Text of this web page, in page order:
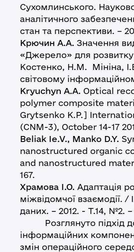
Сухомлинського.
аналітичного
стан та перспективи. –
Крючин А.А. Значення
«Джерело» для
Костенко, Н.М. Мініна,
світовому
Kryuchyn A.A. Optical
polymer composite
Grytsenko K.P.]
(CNM-3), October 14-17
Beliak Ie.V., Manko D.Y.
nanostructured organic
and nanostructured
167.
Храмова І.О. Адаптація
міжвідомчої взаємодії.
даних. – 2012. - Т.14, №2.
Розглянуто підхід до
інформаційних
змін операційного